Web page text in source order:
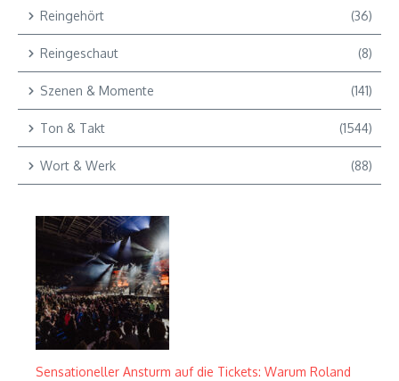
Reingehört (36)
Reingeschaut (8)
Szenen & Momente (141)
Ton & Takt (1544)
Wort & Werk (88)
Sensationeller Ansturm auf die Tickets: Warum Roland